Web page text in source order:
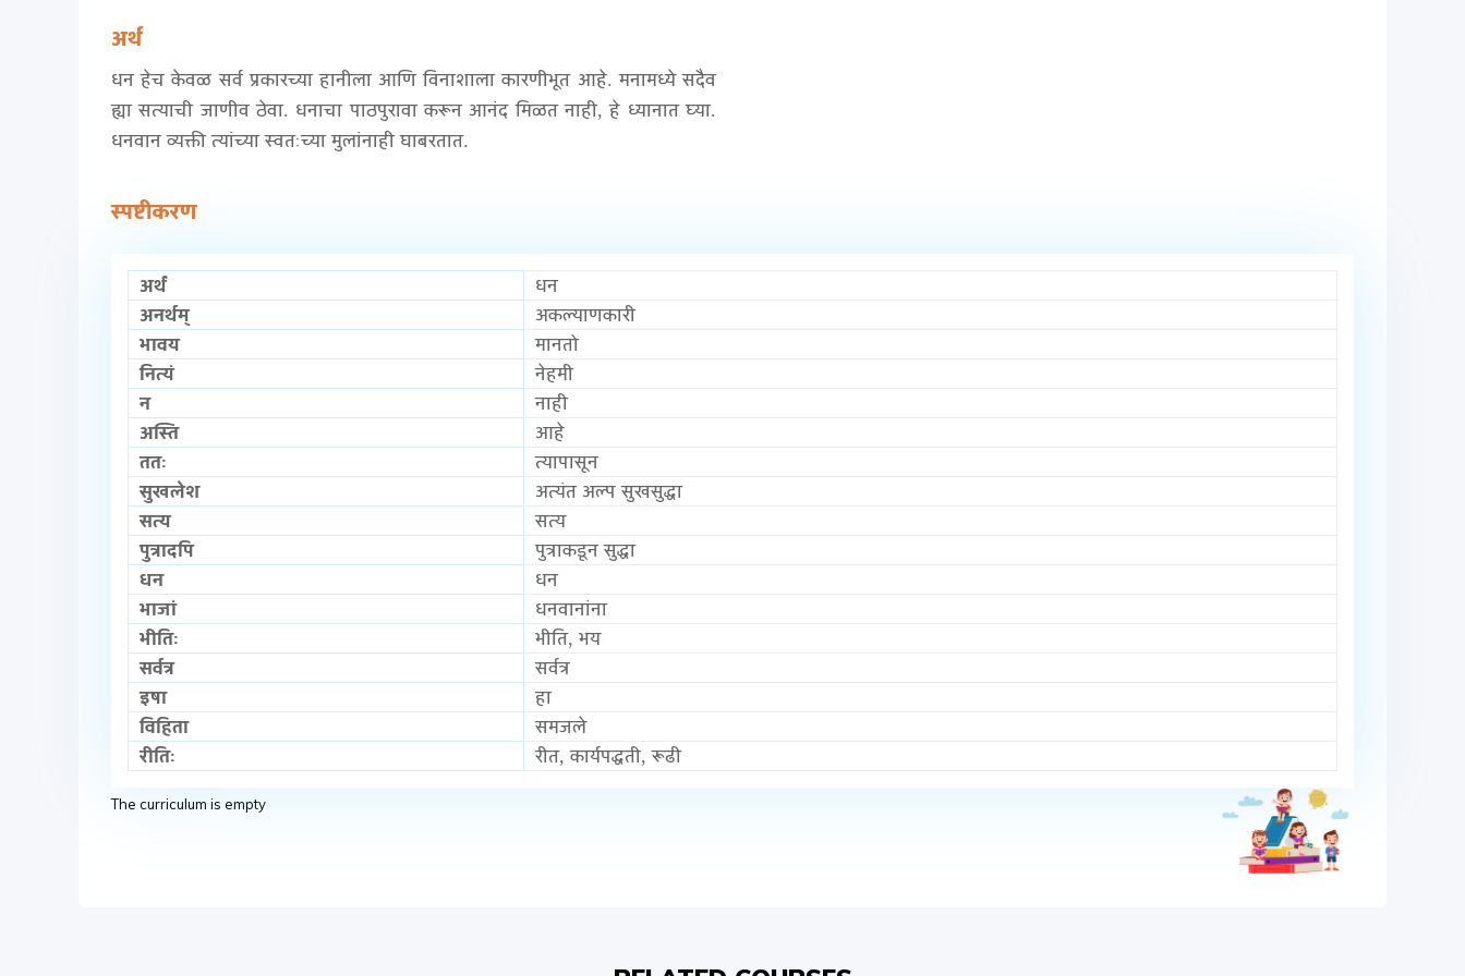
अर्थ
धन हेच केवळ सर्व प्रकारच्या हानीला आणि विनाशाला कारणीभूत आहे. मनामध्ये सदैव
ह्या सत्याची जाणीव ठेवा. धनाचा पाठपुरावा करून आनंद मिळत नाही, हे ध्यानात घ्या.
धनवान व्यक्ती त्यांच्या स्वतःच्या मुलांनाही घाबरतात.
स्पष्टीकरण
अर्थं
धन
अनर्थम्
अकल्याणकारी
भावय
मानतो
नित्यं
नेहमी
न
नाही
अस्ति
आहे
ततः
त्यापासून
सुखलेश
अत्यंत अल्प सुखसुद्धा
सत्य
सत्य
पुत्रादपि
पुत्राकडून सुद्धा
धन
धन
भाजां
धनवानांना
भीतिः
भीति, भय
सर्वत्र
सर्वत्र
इषा
हा
विहिता
समजले
रीतिः
रीत, कार्यपद्धती, रूढी
The curriculum is empty